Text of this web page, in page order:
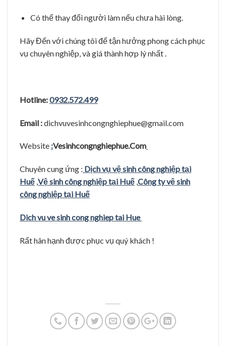
Có thể thay đổi người làm nếu chưa hài lòng.
Hãy Đến với chúng tôi để tận hưởng phong cách phục
vụ chuyên nghiệp, và giá thành hợp lý nhất .
Hotline:0932.572.499
Email :dichvuvesinhcongnghiephue@gmail.com
Website :Vesinhcongnghiephue.Com
Chuyên cung ứng : Dịch vụ vệ sinh công nghiệp tại
Huế ,Vệ sinh công nghiệp tại Huế ,Công ty vệ sinh
công nghiệp tại Huế
Dich vu ve sinh cong nghiep tai Hue
Rất hân hạnh được phục vụ quý khách !